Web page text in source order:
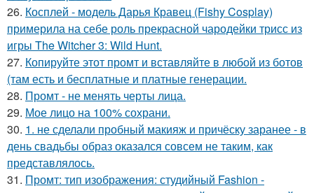
26. Косплей - модель Дарья Кравец (Fishy Cosplay)
примерила на себе роль прекрасной чародейки трисс из
игры The Witcher 3: Wild Hunt.
27. Копируйте этот промт и вставляйте в любой из ботов
(там есть и бесплатные и платные генерации.
28. Промт - не менять черты лица.
29. Мое лицо на 100% сохрани.
30. 1. не сделали пробный макияж и причёску заранее - в
день свадьбы образ оказался совсем не таким, как
представлялось.
31. Промт: тип изображения: студийный Fashion -